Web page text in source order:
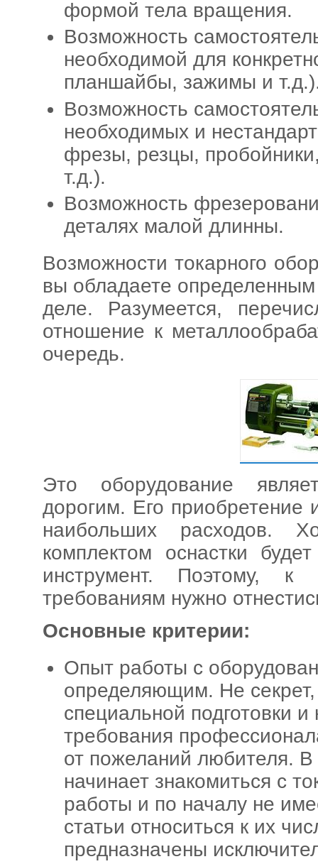
формой тела вращения.
Возможность
необходимой для
планшайбы, зажимы и
Возможность
необходимых и
фрезы, резцы,
т.д.).
Возможность
деталях малой длинны.
Возможности токарного
вы обладаете
деле. Разумеется,
отношение к
очередь.
Это оборудование
дорогим. Его приобретение
наибольших расходов.
комплектом оснастки
инструмент. Поэтому,
требованиям нужно
Основные критерии:
Опыт работы с
определяющим. Не секрет,
специальной подготовки
требования
от пожеланий любителя.
начинает знакомиться с
работы и по началу не
статьи относиться к их
предназначены